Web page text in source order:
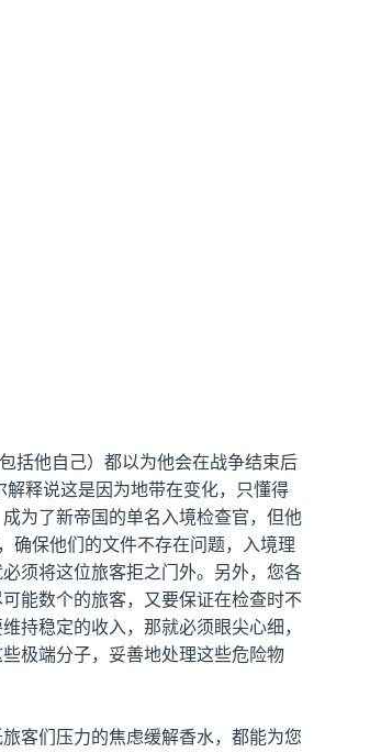
括他自己）都以为他会在战争结束后
释说这是因为地带在变化，只懂得
为了新帝国的单名入境检查官，但他
确保他们的文件不存在问题，入境理
须将这位旅客拒之门外。另外，您各
能数个的旅客，又要保证在检查时不
持稳定的收入，那就必须眼尖心细，
极端分子，妥善地处理这些危险物
客们压力的焦虑缓解香水，都能为您